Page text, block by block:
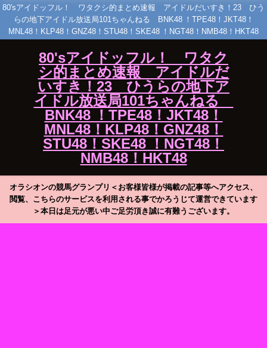
80'sアイドッフル！ ワタクシ的まとめ速報 アイドルだいすき！23 ひう
らの地下アイドル放送局101ちゃんねる BNK48 ！TPE48！JKT48！
MNL48！KLP48！GNZ48！STU48！SKE48 ！NGT48！NMB48！HKT48
80'sアイドッフル！ ワタク
シ的まとめ速報 アイドルだ
いすき！23 ひうらの地下ア
イドル放送局101ちゃんねる
BNK48 ！TPE48！JKT48！
MNL48！KLP48！GNZ48！
STU48！SKE48 ！NGT48！
NMB48！HKT48
オラシオンの競馬グランプリ＜お客様皆様が掲載の記事等へアクセス、
閲覧、こちらのサービスを利用される事でかろうじて運営できています
＞本日は足元が悪い中ご足労頂き誠に有難うございます。